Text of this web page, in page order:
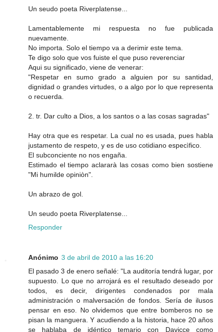
Un seudo poeta Riverplatense...
Lamentablemente mi respuesta no fue publicada
nuevamente.
No importa. Solo el tiempo va a derimir este tema.
Te digo solo que vos fuiste el que puso reverenciar
Aqui su significado, viene de venerar:
"Respetar en sumo grado a alguien por su santidad,
dignidad o grandes virtudes, o a algo por lo que representa
o recuerda.
2. tr. Dar culto a Dios, a los santos o a las cosas sagradas"
Hay otra que es respetar. La cual no es usada, pues habla
justamento de respeto, y es de uso cotidiano especìfico.
El subconciente no nos engaña.
Estimado el tiempo aclararà las cosas como bien sostiene
"Mi humilde opiniòn".
Un abrazo de gol.
Un seudo poeta Riverplatense...
Responder
Anónimo 3 de abril de 2010 a las 16:20
El pasado 3 de enero señalé: "La auditoría tendrá lugar, por
supuesto. Lo que no arrojará es el resultado deseado por
todos, es decir, dirigentes condenados por mala
administración o malversación de fondos. Sería de ilusos
pensar en eso. No olvidemos que entre bomberos no se
pisan la manguera. Y acudiendo a la historia, hace 20 años
se hablaba de idéntico temario con Davicce como